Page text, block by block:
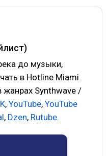
до музыки,
в Hotline Miami
жанрах Synthwave /
, YouTube, YouTube
, Dzen, Rutube.